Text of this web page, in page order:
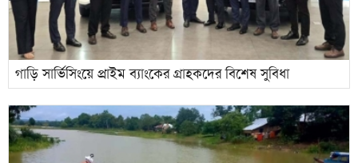
গাড়ি সার্ভিসিংয়ে প্রাইম ব্যাংকের গ্রাহকদের বিশেষ সুবিধা